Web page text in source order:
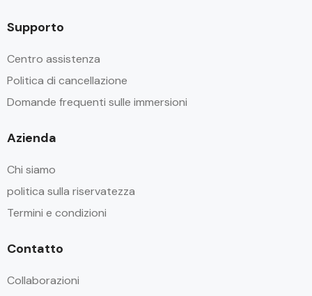
Supporto
Centro assistenza
Politica di cancellazione
Domande frequenti sulle immersioni
Azienda
Chi siamo
politica sulla riservatezza
Termini e condizioni
Contatto
Collaborazioni